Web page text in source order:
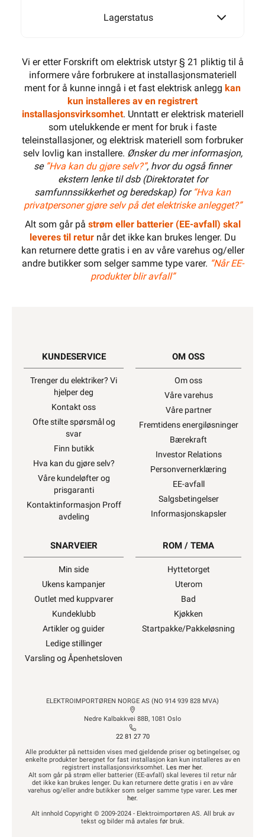
Lagerstatus
Vi er etter Forskrift om elektrisk utstyr § 21 pliktig til å
informere våre forbrukere at installasjonsmateriell
ment for å kunne inngå i et fast elektrisk anlegg kan
kun installeres av en registrert
installasjonsvirksomhet. Unntatt er elektrisk materiell
som utelukkende er ment for bruk i faste
teleinstallasjoner, og elektrisk materiell som forbruker
selv lovlig kan installere. Ønsker du mer informasjon,
se ”Hva kan du gjøre selv?”, hvor du også finner
ekstern lenke til dsb (Direktoratet for
samfunnssikkerhet og beredskap) for “Hva kan
privatpersoner gjøre selv på det elektriske anlegget?”
Alt som går på strøm eller batterier (EE-avfall) skal
leveres til returnår det ikke kan brukes lenger. Du
kan returnere dette gratis i en av våre varehus og/eller
andre butikker som selger samme type varer. “Når EE-
produkter blir avfall”
KUNDESERVICE
Trenger du elektriker? Vi
hjelper deg
Kontakt oss
Ofte stilte spørsmål og
svar
Finn butikk
Hva kan du gjøre selv?
Våre kundeløfter og
prisgaranti
Kontaktinformasjon Proff
avdeling
OM OSS
Om oss
Våre varehus
Våre partner
Fremtidens energiløsninger
Bærekraft
Investor Relations
Personvernerklæring
EE-avfall
Salgsbetingelser
Informasjonskapsler
SNARVEIER
Min side
Ukens kampanjer
Outlet med kuppvarer
Kundeklubb
Artikler og guider
Ledige stillinger
Varsling og Åpenhetsloven
ROM / TEMA
Hyttetorget
Uterom
Bad
Kjøkken
Startpakke/Pakkeløsning
ELEKTROIMPORTØREN NORGE AS (NO 914 939 828 MVA)
Nedre Kalbakkvei 88B, 1081 Oslo
22 81 27 70
Alle produkter på nettsiden vises med gjeldende priser og betingelser, og
enkelte produkter beregnet for fast installasjon kan kun installeres av en
registrert installasjonsvirksomhet. Les mer her.
Alt som går på strøm eller batterier (EE-avfall) skal leveres til retur når
det ikke kan brukes lenger. Du kan returnere dette gratis i en av våre
varehus og/eller andre butikker som selger samme type varer. Les mer
her.
Alt innhold Copyright © 2009-2024 - Elektroimportøren AS. All bruk av
tekst og bilder må avtales før bruk.